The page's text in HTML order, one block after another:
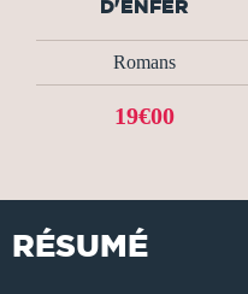
D'ENFER
Romans
19€00
RÉSUMÉ